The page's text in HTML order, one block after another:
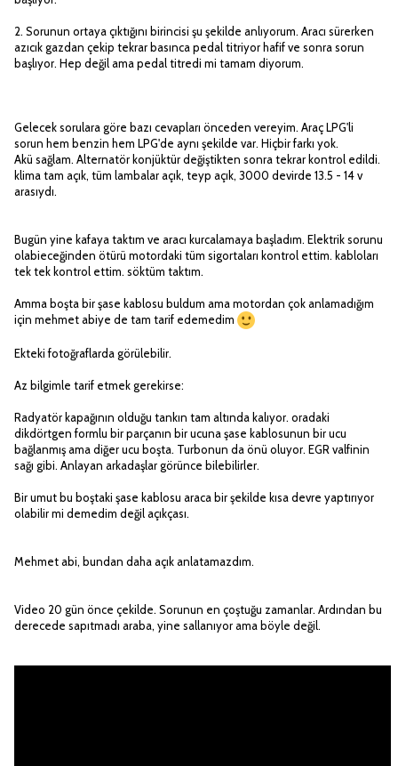
2. Sorunun ortaya çıktığını birincisi şu şekilde anlıyorum. Aracı sürerken
azıcık gazdan çekip tekrar basınca pedal titriyor hafif ve sonra sorun
başlıyor. Hep değil ama pedal titredi mi tamam diyorum.
Gelecek sorulara göre bazı cevapları önceden vereyim. Araç LPG'li
sorun hem benzin hem LPG'de aynı şekilde var. Hiçbir farkı yok.
Akü sağlam. Alternatör konjüktür değiştikten sonra tekrar kontrol edildi.
klima tam açık, tüm lambalar açık, teyp açık, 3000 devirde 13.5 - 14 v
arasıydı.
Bugün yine kafaya taktım ve aracı kurcalamaya başladım. Elektrik sorunu
olabieceğinden ötürü motordaki tüm sigortaları kontrol ettim. kabloları
tek tek kontrol ettim. söktüm taktım.
Amma boşta bir şase kablosu buldum ama motordan çok anlamadığım
için mehmet abiye de tam tarif edemedim
Ekteki fotoğraflarda görülebilir.
Az bilgimle tarif etmek gerekirse:
Radyatör kapağının olduğu tankın tam altında kalıyor. oradaki
dikdörtgen formlu bir parçanın bir ucuna şase kablosunun bir ucu
bağlanmış ama diğer ucu boşta. Turbonun da önü oluyor. EGR valfinin
sağı gibi. Anlayan arkadaşlar görünce bilebilirler.
Bir umut bu boştaki şase kablosu araca bir şekilde kısa devre yaptırıyor
olabilir mi demedim değil açıkçası.
Mehmet abi, bundan daha açık anlatamazdım.
Video 20 gün önce çekilde. Sorunun en çoştuğu zamanlar. Ardından bu
derecede sapıtmadı araba, yine sallanıyor ama böyle değil.